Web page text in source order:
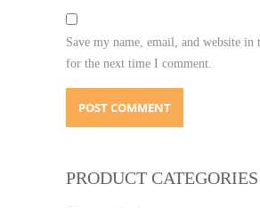
Save my name, email, and website in
for the next time I comment.
PRODUCT CATEGORIES